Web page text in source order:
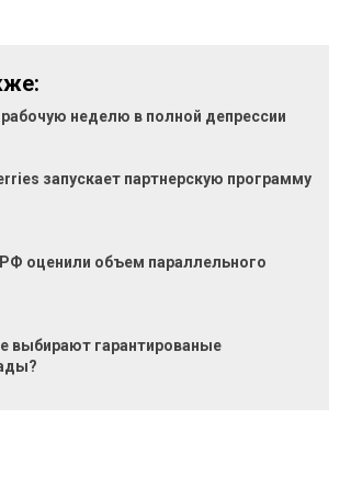
рабочую неделю в полной депрессии
запускает партнерскую программу
оценили объем параллельного
выбирают гарантированые